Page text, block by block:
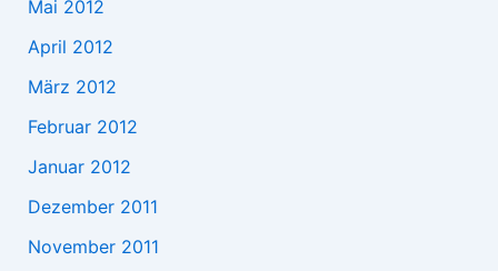
Mai 2012
April 2012
März 2012
Februar 2012
Januar 2012
Dezember 2011
November 2011